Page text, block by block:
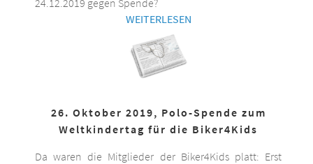
WEITERLESEN
26. Oktober 2019, Polo-Spende zum
Weltkindertag für die Biker4Kids
Da waren die Mitglieder der Biker4Kids platt: Erst